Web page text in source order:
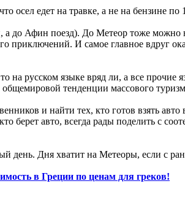
осел едет на травке, а не на бензине по
до Афин поезд). До Метеор тоже можно
приключений. И самое главное вдруг
на русском языке вряд ли, а все
тенденции массового
и найти тех, кто готов взять
берет авто, всегда рады поделить с
день. Дня хватит на Метеоры, если с
в Греции по ценам для греков!